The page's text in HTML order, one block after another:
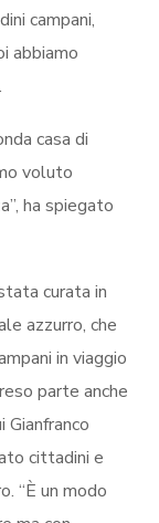
campani,
abbiamo
casa di
voluto
ha spiegato
curata in
azzurro, che
in viaggio
parte anche
Gianfranco
cittadini e
“È un modo